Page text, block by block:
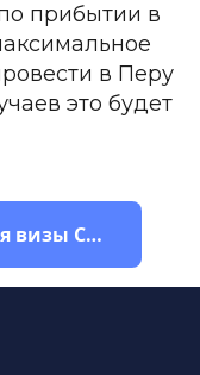
прибытии в
в Перу
это будет
Сделать фотографию для визы США